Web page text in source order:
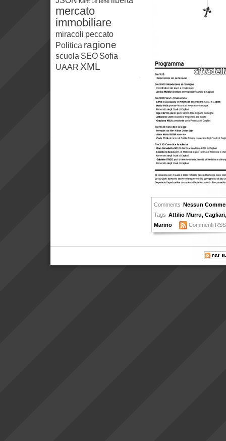
Comments Nessun
Tags Attilio Murru,Cagliari
Marino
Commenti
mercato
immobiliare
miracoli peccato
Politica ragione
scuola SEO Sofia
UAAR XML